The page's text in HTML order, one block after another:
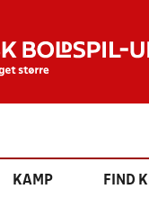
KAMP FIND